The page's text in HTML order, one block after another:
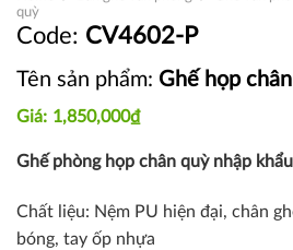
quỳ
CV4602-P
Tên sản phẩm: Ghế họp
1,850,000₫
Ghế phòng họp chân quỳ nhập khẩu
Chất liệu: Nệm PU hiện đại, chân
bóng, tay ốp nhựa